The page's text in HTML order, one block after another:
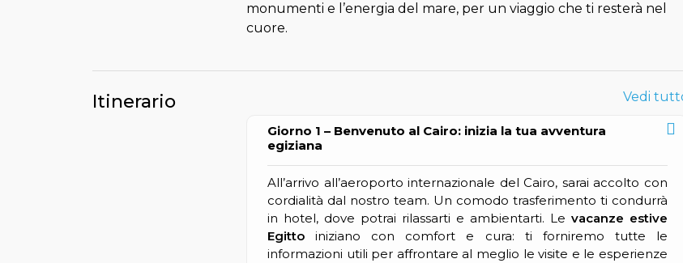
monumenti e l’energia del mare, per un viaggio che ti resterà nel
cuore.
Itinerario Vedi
Giorno 1 – Benvenuto al Cairo: inizia la tua avventura
egiziana
All’arrivo all’aeroporto internazionale del Cairo, sarai accolto con
cordialità dal nostro team. Un comodo trasferimento ti condurrà
in hotel, dove potrai rilassarti e ambientarti. Le vacanze estive
Egitto iniziano con comfort e cura: ti forniremo tutte le
informazioni utili per affrontare al meglio le visite e le esperienze